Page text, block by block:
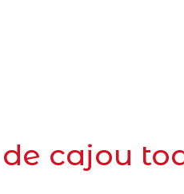
cajou